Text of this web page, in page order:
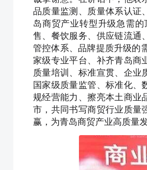
品质量监测、质量体系认证
岛商贸产业转型升级急需
售、餐饮服务、供应链流通
管控体系、品牌提质升级的
家级专业平台、补齐青岛商
质量培训、标准宣贯、企业
国家级质量监管、标准化、
规经营能力、擦亮本土商业
市，共同书写商贸行业质量
赢，为青岛商贸产业高质量